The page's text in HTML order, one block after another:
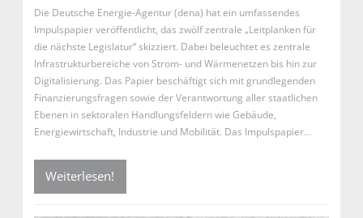
Die Deutsche Energie-Agentur (dena) hat ein umfassendes
Impulspapier veröffentlicht, das zwölf zentrale „Leitplanken für
die nächste Legislatur“ skizziert. Dabei beleuchtet es zentrale
Infrastrukturbereiche von Strom- und Wärmenetzen bis hin zur
Digitalisierung. Das Papier beschäftigt sich mit grundlegenden
Finanzierungsfragen sowie der Verantwortung aller staatlichen
Ebenen in sektoralen Handlungsfeldern wie Gebäude,
Energiewirtschaft, Industrie und Mobilität. Das Impulspapier…
Weiterlesen!